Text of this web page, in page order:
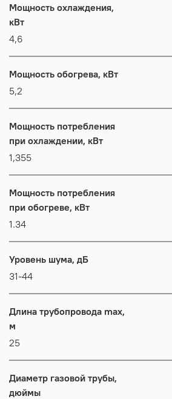
Мощность охлаждения,
кВт
4,6
Мощность обогрева, кВт
5,2
Мощность потребления
при охлаждении, кВт
1,355
Мощность потребления
при обогреве, кВт
1.34
Уровень шума, дБ
31-44
Длина трубопровода max,
м
25
Диаметр газовой трубы,
дюймы